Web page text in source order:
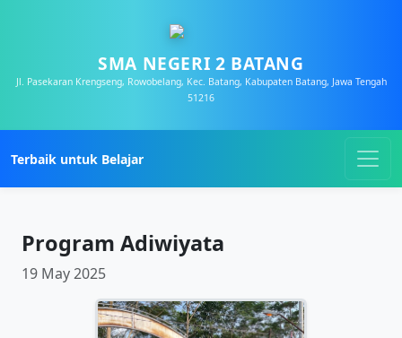
SMA NEGERI 2 BATANG
Jl. Pasekaran Krengseng, Rowobelang, Kec. Batang, Kabupaten Batang, Jawa Tengah
51216
Terbaik untuk Belajar
Program Adiwiyata
19 May 2025